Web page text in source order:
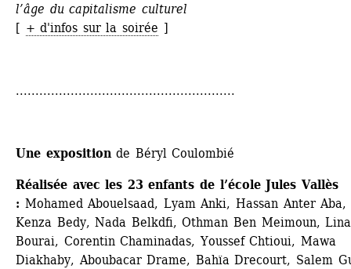
l’âge du capitalisme culturel
[ + d'infos sur la soirée ]
........................................................
Une exposition de Béryl Coulombié
Réalisée avec les 23 enfants de l’école Jules Vallès
: Mohamed Abouelsaad, Lyam Anki, Hassan Anter Aba,
Kenza Bedy, Nada Belkdfi, Othman Ben Meimoun, Lina
Bourai, Corentin Chaminadas, Youssef Chtioui, Mawa
Diakhaby, Aboubacar Drame, Bahïa Drecourt, Salem